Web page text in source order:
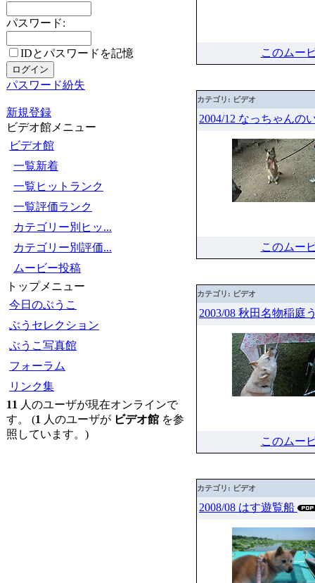
パスワード:
IDとパスワードを記憶
パスワード紛失
新規登録
ビデオ館メニュー
ビデオ館
一覧新着
一覧ヒットランク
一覧評価ランク
カテゴリー別ヒッ...
カテゴリー別評価...
ムービー投稿
トップメニュー
今日のぶうこ
ぶうセレクション
ぶうこ写真館
フォーラム
リンク集
11 人のユーザが現在オンラインで
す。 (1 人のユーザが ビデオ館 を参
照しています。)
このムー
カテゴリ: ビデオ
2004/12 なっちゃんの
このムー
カテゴリ: ビデオ
2003/08 秋田名物稲庭
このムー
カテゴリ: ビデオ
2008/08 はす遊覧船